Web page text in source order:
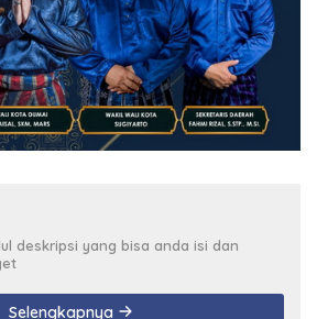
deskripsi yang bisa anda isi dan
Selengkapnya